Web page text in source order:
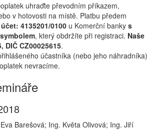
uhraďte převodním příkazem,
v hotovosti na místě. Platbu předem
4135201/0100 u Komerční banky s
, který obdržíte při registraci. Naše
DIČ CZ00025615.
účastníka (nebo jeho náhradníka)
nevracíme.
Barešová; Ing. Květa Olivová; Ing. Jiří